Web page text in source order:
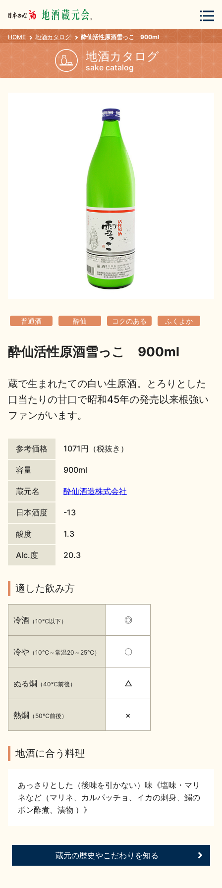
会員登録 ログイン
地酒カタログ
地酒解体新書
歳時記 地酒蔵元会検定
地酒川柳
地酒・イベント情報
季節の商品
HOME 地酒カタログ 酔仙活性原酒雪っこ 900ml
地酒カタログ
sake catalog
普通酒 酔仙 コクのある ふくよか
酔仙活性原酒雪っこ 900ml
蔵で生まれたての白い生原酒。とろりとした
口当たりの甘口で昭和45年の発売以来根強い
ファンがいます。
参考価格 1071円（税抜き）
容量 900ml
蔵元名 酔仙酒造株式会社
日本酒度 -13
酸度 1.3
Alc.度 20.3
適した飲み方
冷酒 （10℃以下）
冷や （10℃～常温20～25℃）
ぬる燗 （40℃前後）
熱燗 （50℃前後）
◎
〇
△
×
地酒に合う料理
あっさりとした（後味を引かない）味《塩味・マリ
ネなど（マリネ、カルパッチョ、イカの刺身、鰯の
ポン酢煮、漬物 ）》
蔵元の歴史やこだわりを知る